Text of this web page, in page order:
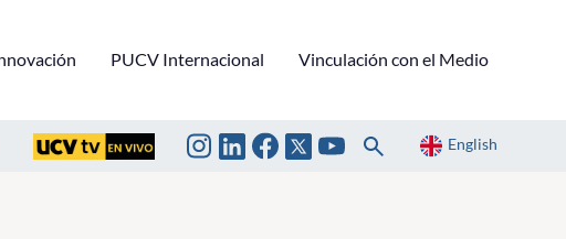
PUCV Internacional Vinculación con el Medio
English